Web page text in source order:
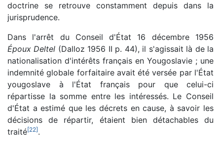
doctrine se retrouve constamment depuis dans la
jurisprudence.
Dans l'arrêt du Conseil d'État 16 décembre 1956
Époux Deltel (Dalloz 1956 II p. 44), il s'agissait là de la
nationalisation d'intérêts français en Yougoslavie ; une
indemnité globale forfaitaire avait été versée par l'État
yougoslave à l'État français pour que celui-ci
répartisse la somme entre les intéressés. Le Conseil
d'État a estimé que les décrets en cause, à savoir les
décisions de répartir, étaient bien détachables du
traité[22].